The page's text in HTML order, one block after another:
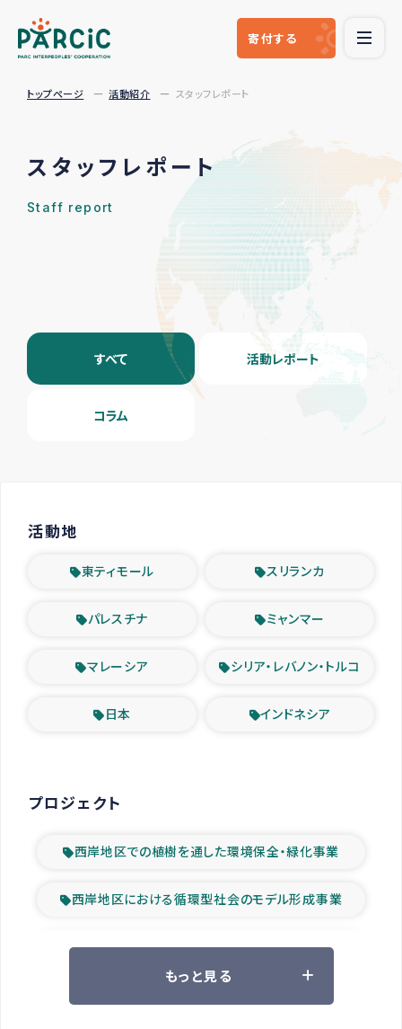
寄付する
トップページ 活動紹介 スタッフレポート
スタッフレポート
Staff report
すべて 活動レポート
コラム
活動地
東ティモール スリランカ
パレスチナ ミャンマー
マレーシア シリア・レバノン・トルコ
日本 インドネシア
プロジェクト
西岸地区での植樹を通した環境保全・緑化事業
西岸地区における循環型社会のモデル形成事業
ツアー参加者の声
もっと見る